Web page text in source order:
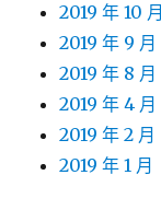
2019 年 10 月
2019 年 9 月
2019 年 8 月
2019 年 4 月
2019 年 2 月
2019 年 1 月